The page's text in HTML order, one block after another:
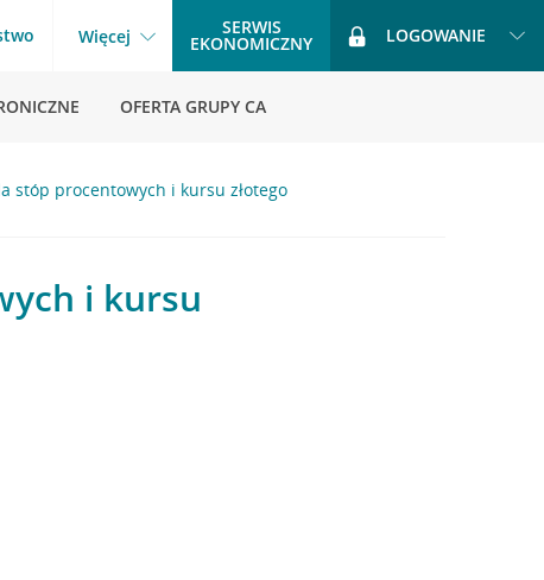
Więcej SERWIS
EKONOMICZNY LOGOWANIE
OFERTA GRUPY CA
stóp procentowych i kursu złotego
i kursu